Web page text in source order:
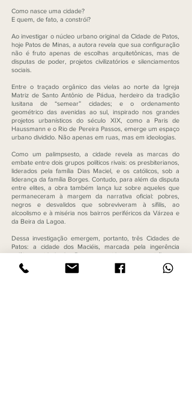
Como nasce uma cidade?
E quem, de fato, a constrói?
Ao investigar o núcleo urbano original da Cidade de Patos,
hoje Patos de Minas, a autora revela que sua configuração
não é fruto apenas de escolhas arquitetônicas, mas de
disputas de poder, projetos civilizatórios e silenciamentos
sociais.
Entre o traçado orgânico das vielas ao norte da Igreja
Matriz de Santo Antônio de Pádua, herdeiro da tradição
lusitana de “semear” cidades; e o ordenamento
geométrico das avenidas ao sul, inspirado nos grandes
projetos urbanísticos do século XIX, como a Paris de
Haussmann e o Rio de Pereira Passos, emerge um espaço
urbano dividido. Não apenas em ruas, mas em ideologias.
Como um palimpsesto, a cidade revela as marcas do
embate entre dois grupos políticos rivais: os presbiterianos,
liderados pela família Dias Maciel, e os católicos, sob a
liderança da família Borges. Contudo, para além da disputa
entre elites, a obra também lança luz sobre aqueles que
permaneceram à margem da narrativa oficial: pobres,
negros e desvalidos que sobreviveram à sífilis, ao
alcoolismo e à miséria nos bairros periféricos da Várzea e
da Beira da Lagoa.
Dessa investigação emergem, portanto, três Cidades de
Patos: a cidade dos Maciéis, marcada pela ingerência
política; a cidade dos Borges, erguida como oposição; e a
cidade invisibilizada dos que passaram “ao largo” da
disputa.